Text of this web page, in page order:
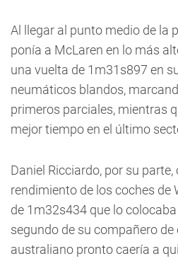
Al llegar al punto medio de la
ponía a McLaren en lo más
una vuelta de 1m31s897 en
neumáticos blandos,
primeros parciales, mientras
mejor tiempo en el último
Daniel Ricciardo, por su
rendimiento de los coches de
de 1m32s434 que lo
segundo de su compañero de
australiano pronto caería a